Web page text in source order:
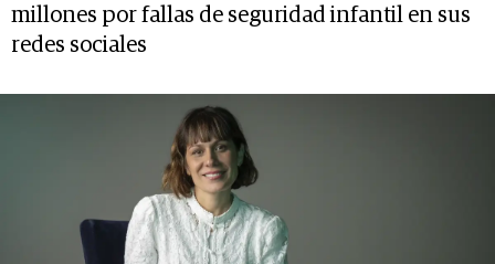
millones por fallas de seguridad infantil en sus
redes sociales